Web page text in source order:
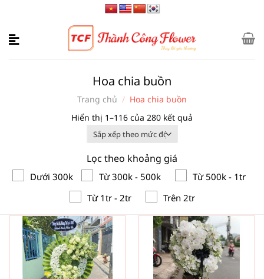
nội
Hoa chia buồn
Trang chủ / Hoa chia buồn
Hiển thị 1–116 của 280 kết quả
mức
phổ
biến
Lọc theo khoảng giá
Dưới 300k Từ 300k - 500k
Từ 500k - 1tr
Từ 1tr - 2tr
Trên 2tr